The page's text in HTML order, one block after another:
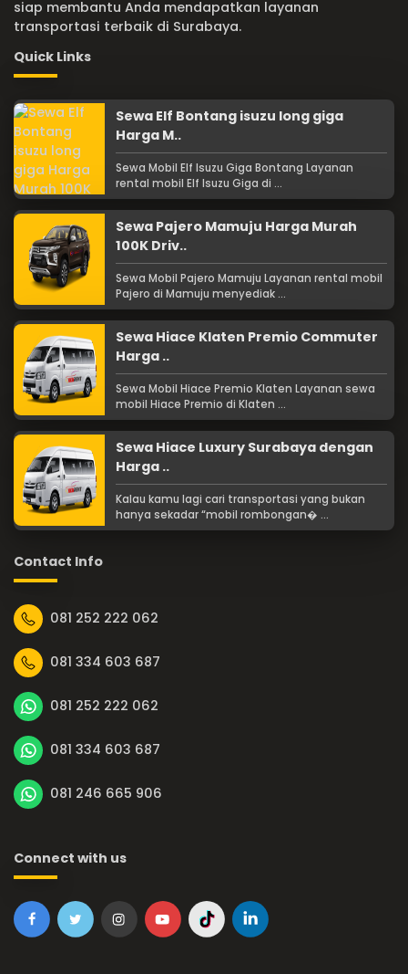
siap membantu Anda mendapatkan layanan
transportasi terbaik di Surabaya.
Quick Links
Sewa Elf Bontang isuzu long giga
Harga M..
Sewa Mobil Elf Isuzu Giga Bontang Layanan
rental mobil Elf Isuzu Giga di ...
Sewa Pajero Mamuju Harga Murah
100K Driv..
Sewa Mobil Pajero Mamuju Layanan rental mobil
Pajero di Mamuju menyediak ...
Sewa Hiace Klaten Premio Commuter
Harga ..
Sewa Mobil Hiace Premio Klaten Layanan sewa
mobil Hiace Premio di Klaten ...
Sewa Hiace Luxury Surabaya dengan
Harga ..
Kalau kamu lagi cari transportasi yang bukan
hanya sekadar “mobil rombongan� ...
Contact Info
081 252 222 062
081 334 603 687
081 252 222 062
081 334 603 687
081 246 665 906
Connect with us